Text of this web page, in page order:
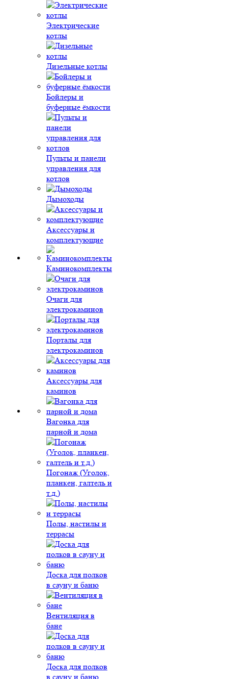
Электрические
котлы
Дизельные котлы
Бойлеры и
буферные ёмкости
Пульты и панели
управления для
котлов
Дымоходы
Аксессуары и
комплектующие
Каминокомплекты
Очаги для
электрокаминов
Порталы для
электрокаминов
Аксессуары для
каминов
Вагонка для
парной и дома
Погонаж (Уголок,
планкен, галтель и
т.д.)
Полы, настилы и
террасы
Доска для полков
в сауну и баню
Вентиляция в
бане
Доска для полков
в сауну и баню